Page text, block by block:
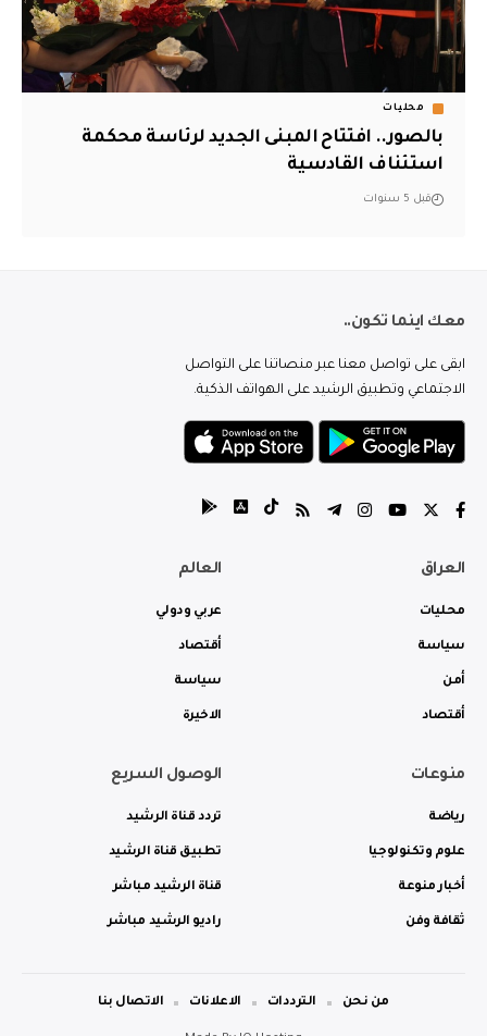
محليات
بالصور.. افتتاح المبنى الجديد لرئاسة محكمة
استئناف القادسية
قبل 5 سنوات
معك اينما تكون..
ابقى على تواصل معنا عبر منصاتنا على التواصل
الاجتماعي وتطبيق الرشيد على الهواتف الذكية.
العراق
محليات
سياسة
أمن
أقتصاد
العالم
عربي ودولي
أقتصاد
سياسة
الاخيرة
منوعات
رياضة
علوم وتكنولوجيا
أخبار منوعة
ثقافة وفن
الوصول السريع
تردد قناة الرشيد
تطبيق قناة الرشيد
قناة الرشيد مباشر
راديو الرشيد مباشر
من نحن الترددات الاعلانات الاتصال بنا